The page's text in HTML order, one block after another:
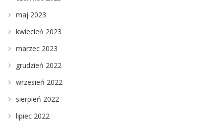
maj 2023
kwiecień 2023
marzec 2023
grudzień 2022
wrzesień 2022
sierpień 2022
lipiec 2022